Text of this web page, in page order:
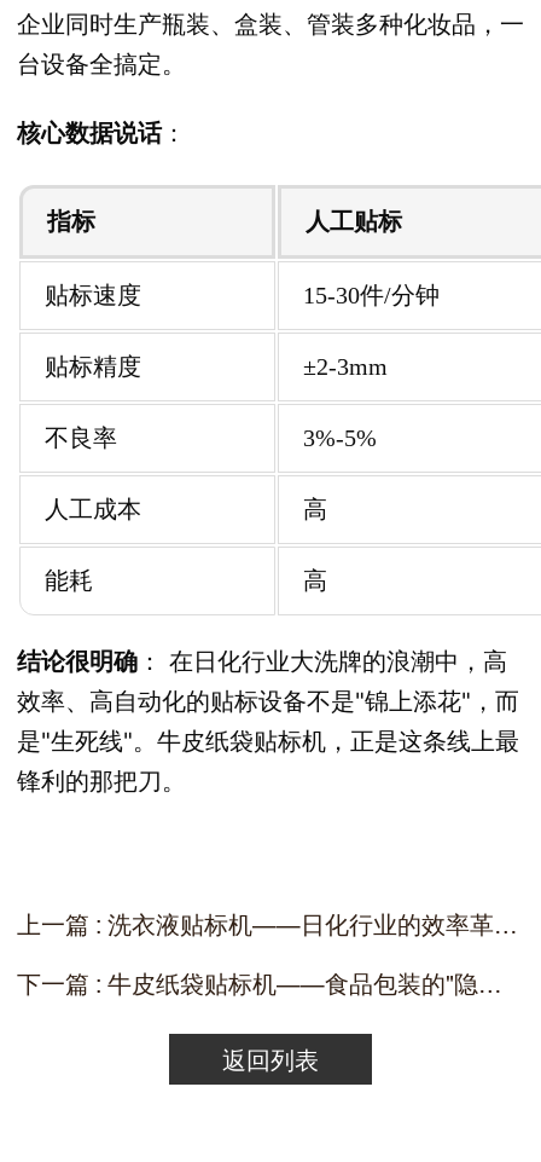
企业同时生产瓶装、盒装、管装多种化妆品，一
台设备全搞定。
核心数据说话：
指标 人工贴标
贴标速度 15-30件/分钟
贴标精度 ±2-3mm
不良率 3%-5%
人工成本 高
能耗 高
结论很明确 ： 在日化行业大洗牌的浪潮中，高
效率、高自动化的贴标设备不是"锦上添花"，而
是"生死线"。牛皮纸袋贴标机，正是这条线上最
锋利的那把刀。
上一篇 : 洗衣液贴标机——日化行业的效率革命与成本优化专家
下一篇 : 牛皮纸袋贴标机——食品包装的"隐形冠军"
返回列表